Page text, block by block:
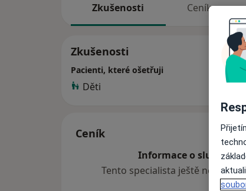
Zkušenosti Ceník
Zkušenosti
Pacienti, které ošetřuji
Děti
Ceník
Informace o službách
Tento specialista ještě